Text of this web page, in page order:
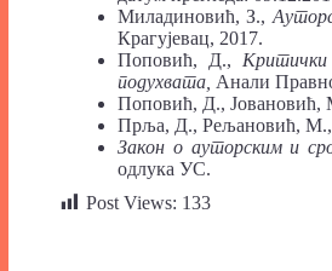
Миладиновић, З.,
Крагујевац, 2017.
Поповић, Д.,
подухвата, Анали
Поповић, Д., Јовановић,
Прља, Д., Рељановић, М.,
Закон о ауторским и
одлука УС.
Post Views: 133